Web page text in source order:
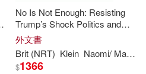
No Is Not Enough: Resisting
Trump’s Shock Politics and
Winning the World We Need
外文書
Brit (NRT) Klein Naomi/ Marling
$1366